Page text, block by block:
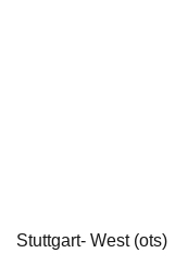
Stuttgart- West (ots)